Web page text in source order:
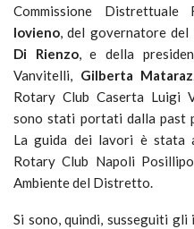
Commissione Distrettuale
Iovieno, del governatore
Di Rienzo, e della
Vanvitelli, Gilberta
Rotary Club Caserta Luigi
sono stati portati dalla past
La guida dei lavori è stata
Rotary Club Napoli
Ambiente del Distretto.
Si sono, quindi, susseguiti